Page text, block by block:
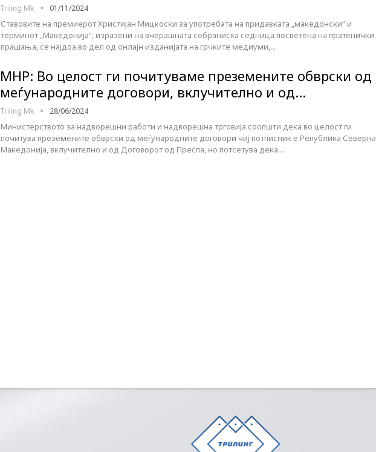
Triling Mk 01/11/2024
Ставовите на премиерот Христијан Мицкоски за употребата на придавката „македонски“ и
терминот „Македонија“, изразени на вчерашната собраниска седница посветена на пратенички
прашања, се најдоа во дел од онлајн изданијата на грчките медиуми,…
МНР: Во целост ги почитуваме преземените обврски од
меѓународните договори, вклучително и од…
Triling Mk 28/06/2024
Министерството за надворешни работи и надворешна трговија соопшти дека во целост ги
почитува преземените обврски од меѓународните договори чиј потписник е Република Северна
Македонија, вклучително и од Договорот од Преспа, но потсетува дека…